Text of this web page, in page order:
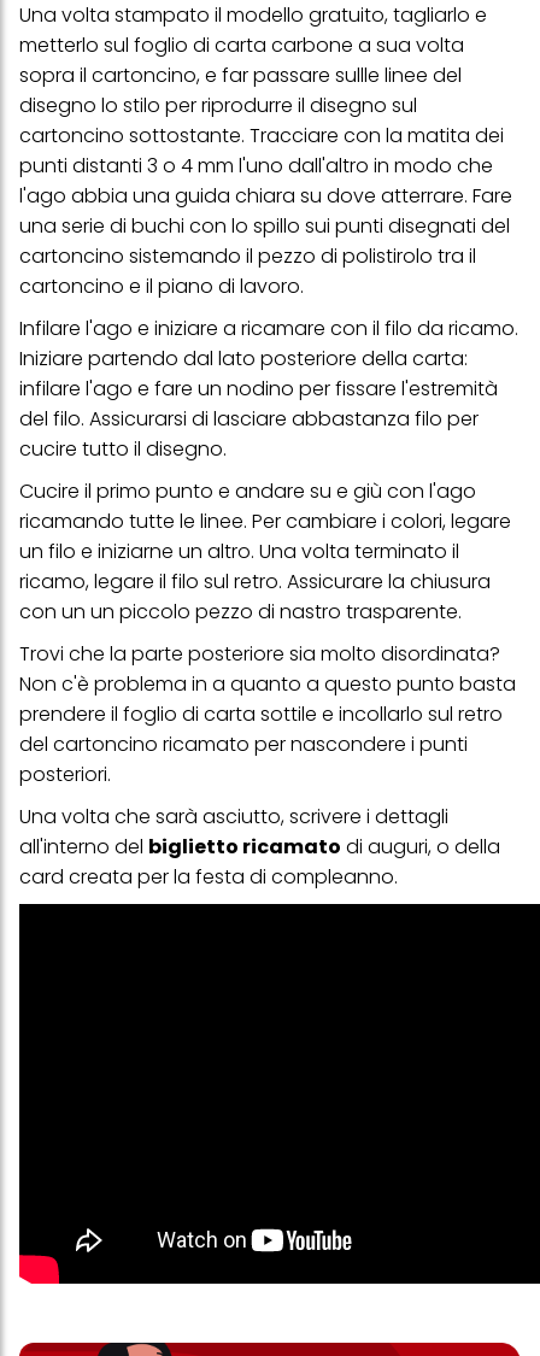
Una volta stampato il modello gratuito, tagliarlo e
metterlo sul foglio di carta carbone a sua volta
sopra il cartoncino, e far passare sullle linee del
disegno lo stilo per riprodurre il disegno sul
cartoncino sottostante. Tracciare con la matita dei
punti distanti 3 o 4 mm l'uno dall'altro in modo che
l'ago abbia una guida chiara su dove atterrare. Fare
una serie di buchi con lo spillo sui punti disegnati del
cartoncino sistemando il pezzo di polistirolo tra il
cartoncino e il piano di lavoro.
Infilare l'ago e iniziare a ricamare con il filo da ricamo.
Iniziare partendo dal lato posteriore della carta:
infilare l'ago e fare un nodino per fissare l'estremità
del filo. Assicurarsi di lasciare abbastanza filo per
cucire tutto il disegno.
Cucire il primo punto e andare su e giù con l'ago
ricamando tutte le linee. Per cambiare i colori, legare
un filo e iniziarne un altro. Una volta terminato il
ricamo, legare il filo sul retro. Assicurare la chiusura
con un un piccolo pezzo di nastro trasparente.
Trovi che la parte posteriore sia molto disordinata?
Non c'è problema in a quanto a questo punto basta
prendere il foglio di carta sottile e incollarlo sul retro
del cartoncino ricamato per nascondere i punti
posteriori.
Una volta che sarà asciutto, scrivere i dettagli
all'interno del biglietto ricamato di auguri, o della
card creata per la festa di compleanno.
nella nostra Informativa sulla protezione dei dati collegata nel piè
di pagina (Sezione "Cookie, Pixel, Impronte digitali e tecnologie
simili"). Puoi revocare il tuo consenso in qualsiasi momento con
effetto per il futuro disabilitando i cookie sul nostro sito web nella
sezione "Impostazioni cookie" collegata nel piè di pagina. Per
ulteriori informazioni sui cookie utilizzati su questo sito Web, in
particolare sul loro periodo di conservazione, consultare le
informazioni dettagliate su ciascun cookie disponibili facendo
clic su "modifica" di seguito".
Se fai clic su "Modifica" potrai trovare maggiori informazioni sul
trattamento dei tuoi dati / sull'uso dei cookie e consentirli per uno o
più degli scopi sopra menzionati. Cliccando su "Accetta tutto",
acconsenti all'uso dei cookie e al trattamento dei tuoi dati
personali per tutte le finalità sopra indicate. Se fai clic su "Rifiuta",
verranno utilizzati solo i cookie tecnicamente necessari per fornirti
questo sito web.